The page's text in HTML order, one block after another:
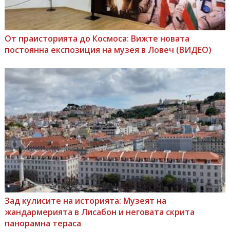
От праисторията до Космоса: Вижте новата
постоянна експозиция на музея в Ловеч (ВИДЕО)
Зад кулисите на историята: Музеят на
жандармерията в Лисабон и неговата скрита
панорамна тераса